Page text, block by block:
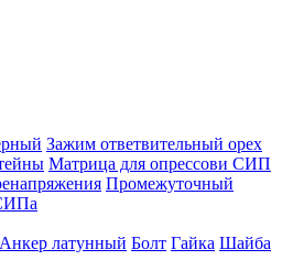
Зажим ответвительный орех
Матрица для опрессови СИП
Промежуточный
Анкер латунный Болт Гайка Шайба